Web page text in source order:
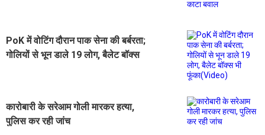
PoK में वोटिंग दौरान पाक सेना की बर्बरता;
गोलियों से भून डाले 19 लोग, बैलेट बॉक्स
कारोबारी के सरेआम गोली मारकर हत्या,
पुलिस कर रही जांच